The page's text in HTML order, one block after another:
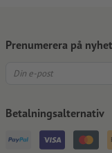
Prenumerera på
Betalningsalternativ